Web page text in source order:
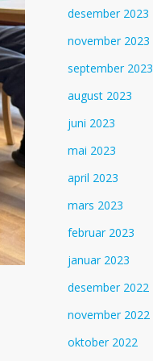
desember 2023
november 2023
september 2023
august 2023
juni 2023
mai 2023
april 2023
mars 2023
februar 2023
januar 2023
desember 2022
november 2022
oktober 2022